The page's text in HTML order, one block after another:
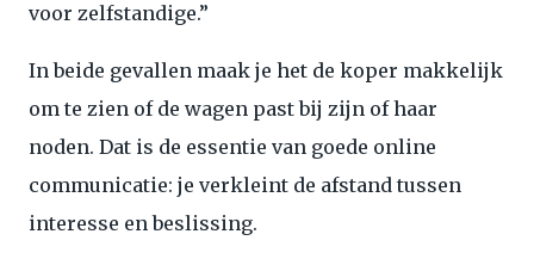
voor zelfstandige.”
In beide gevallen maak je het de koper makkelijk
om te zien of de wagen past bij zijn of haar
noden. Dat is de essentie van goede online
communicatie: je verkleint de afstand tussen
interesse en beslissing.